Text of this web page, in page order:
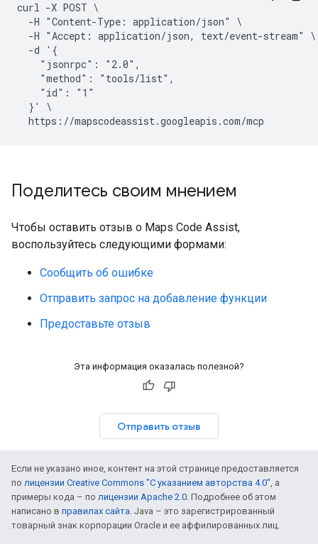
curl -X POST \
  -H "Content-Type: application/json" \
  -H "Accept: application/json, text/event-stream" \
  -d '{
    "jsonrpc": "2.0",
    "method": "tools/list",
    "id": "1"
  }' \
Поделитесь своим мнением
Чтобы оставить отзыв о Maps Code Assist,
воспользуйтесь следующими формами:
Сообщить об ошибке
Отправить запрос на добавление функции
Предоставьте отзыв
Эта информация оказалась полезной?
Отправить отзыв
Если не указано иное, контент на этой странице предоставляется
по лицензии Creative Commons "С указанием авторства 4.0", а
примеры кода – по лицензии Apache 2.0. Подробнее об этом
написано в правилах сайта. Java – это зарегистрированный
товарный знак корпорации Oracle и ее аффилированных лиц.